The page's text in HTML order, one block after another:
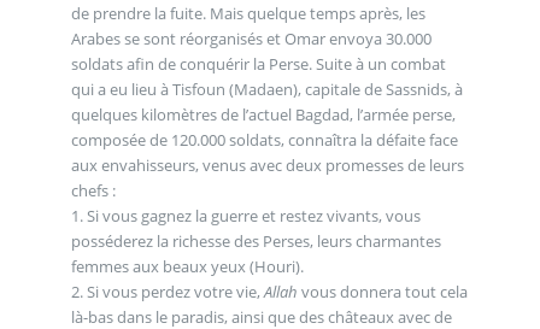
de prendre la fuite. Mais quelque temps après, les
Arabes se sont réorganisés et Omar envoya 30.000
soldats afin de conquérir la Perse. Suite à un combat
qui a eu lieu à Tisfoun (Madaen), capitale de Sassnids, à
quelques kilomètres de l’actuel Bagdad, l’armée perse,
composée de 120.000 soldats, connaîtra la défaite face
aux envahisseurs, venus avec deux promesses de leurs
chefs :
1. Si vous gagnez la guerre et restez vivants, vous
posséderez la richesse des Perses, leurs charmantes
femmes aux beaux yeux (Houri).
2. Si vous perdez votre vie,Allah vous donnera tout cela
là-bas dans le paradis, ainsi que des châteaux avec de